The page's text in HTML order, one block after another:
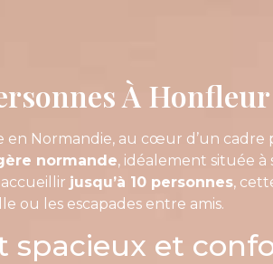
À Honfleur
Normandie, au cœur d’un cadre
normande, idéalement située
jusqu’à 10 personnes,
ou les escapades entre amis.
spacieux et